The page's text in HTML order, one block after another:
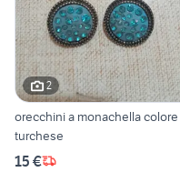
2
orecchini a monachella colore
turchese
15 €